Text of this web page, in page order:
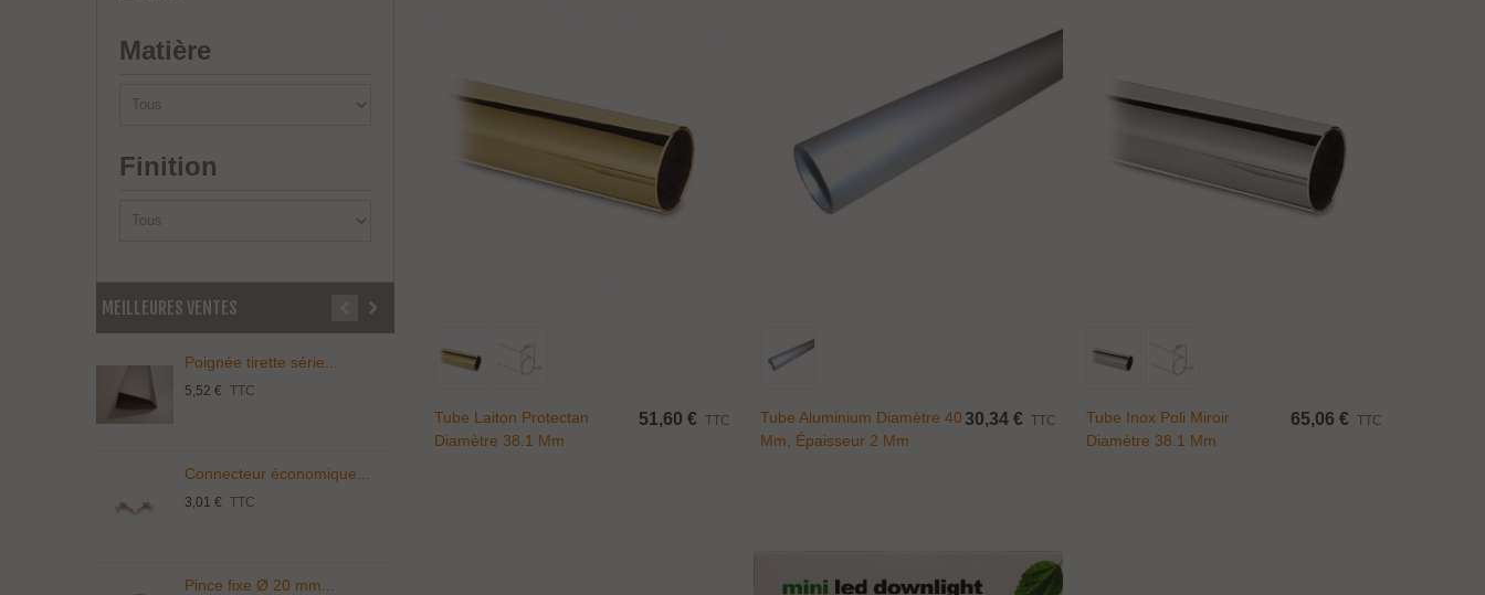
Matière
Finition
MEILLEURES VENTES
Poignée tirette série...
5,52 € TTC
Connecteur économique...
3,01 € TTC
Pince fixe Ø 20 mm...
Tube Laiton Protectan
Diamètre 38.1 Mm
51,60 € TTC
Tube Aluminium Diamètre 40
Mm, Épaisseur 2 Mm
30,34 € TTC
Tube Inox Poli Miroir
Diamètre 38.1 Mm
65,06 € TTC